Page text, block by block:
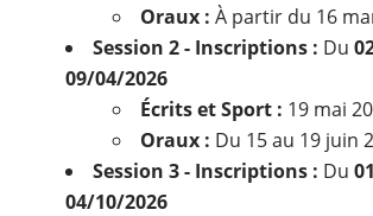
Oraux : À partir du 16
Session 2 - Inscriptions : Du
09/04/2026
Écrits et Sport : 19 mai
Oraux : Du 15 au 19 juin
Session 3 - Inscriptions : Du
04/10/2026